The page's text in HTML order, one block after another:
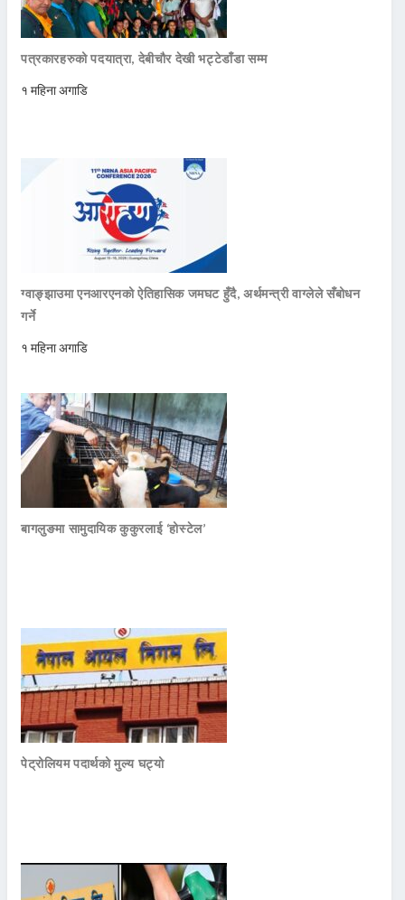
पत्रकारहरुको पदयात्रा, देबीचौर देखी भट्टेडाँडा सम्म
१ महिना अगाडि
ग्वाङ्झाउमा एनआरएनको ऐतिहासिक जमघट हुँदै, अर्थमन्त्री वाग्लेले सँबोधन
गर्ने
१ महिना अगाडि
बागलुङमा सामुदायिक कुकुरलाई ‘होस्टेल’
पेट्रोलियम पदार्थको मुल्य घट्यो